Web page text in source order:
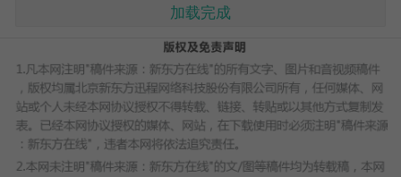
加载完成